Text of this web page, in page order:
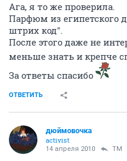
Ага, я то же проверила.
Парфюм из египетского
штрих код".
После этого даже не
меньше знать и крепче
За ответы спасибо
ОТВЕТИТЬ
дюймовочка
activist
14 апреля 2010 TM